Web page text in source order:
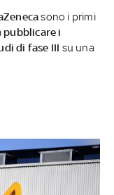
sono i primi
pubblicare i
di fase III su una